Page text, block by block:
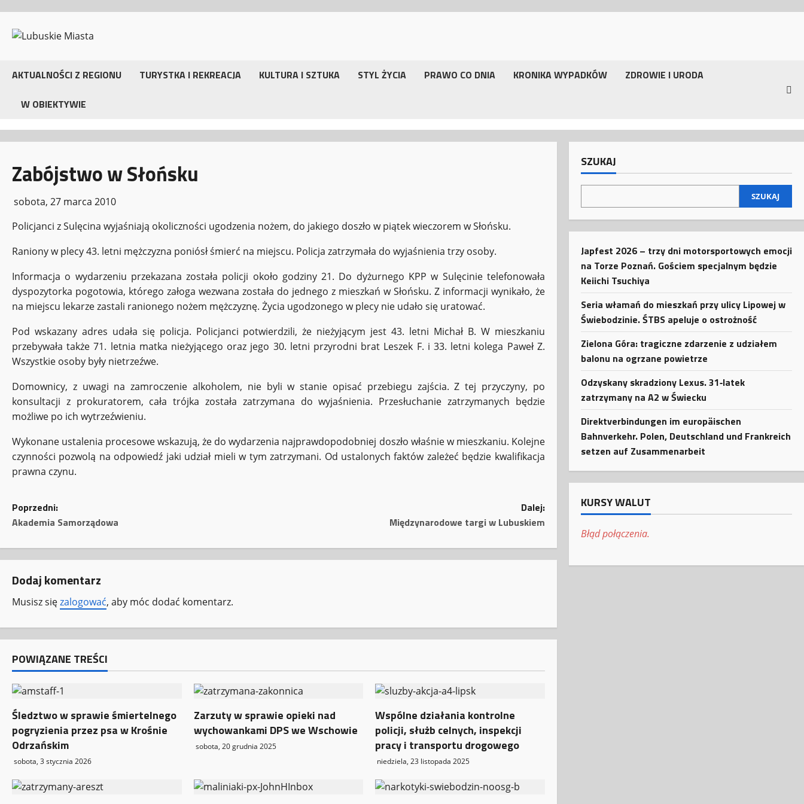
AKTUALNOŚCI Z REGIONU TURYSTKA I REKREACJA KULTURA I SZTUKA STYL ŻYCIA PRAWO CO DNIA KRONIKA WYPADKÓW ZDROWIE I URODA
W OBIEKTYWIE
Zabójstwo w Słońsku
sobota, 27 marca 2010
Policjanci z Sulęcina wyjaśniają okoliczności ugodzenia nożem, do jakiego doszło w piątek wieczorem w Słońsku.
Raniony w plecy 43. letni mężczyzna poniósł śmierć na miejscu. Policja zatrzymała do wyjaśnienia trzy osoby.
Informacja o wydarzeniu przekazana została policji około godziny 21. Do dyżurnego KPP w Sulęcinie telefonowała
dyspozytorka pogotowia, którego załoga wezwana została do jednego z mieszkań w Słońsku. Z informacji wynikało, że
na miejscu lekarze zastali ranionego nożem mężczyznę. Życia ugodzonego w plecy nie udało się uratować.
Pod wskazany adres udała się policja. Policjanci potwierdzili, że nieżyjącym jest 43. letni Michał B. W mieszkaniu
przebywała także 71. letnia matka nieżyjącego oraz jego 30. letni przyrodni brat Leszek F. i 33. letni kolega Paweł Z.
Wszystkie osoby były nietrzeźwe.
Domownicy, z uwagi na zamroczenie alkoholem, nie byli w stanie opisać przebiegu zajścia. Z tej przyczyny, po
konsultacji z prokuratorem, cała trójka została zatrzymana do wyjaśnienia. Przesłuchanie zatrzymanych będzie
możliwe po ich wytrzeźwieniu.
Wykonane ustalenia procesowe wskazują, że do wydarzenia najprawdopodobniej doszło właśnie w mieszkaniu. Kolejne
czynności pozwolą na odpowiedź jaki udział mieli w tym zatrzymani. Od ustalonych faktów zależeć będzie kwalifikacja
prawna czynu.
Z
b
a
c
z
w
p
i
s
y
Poprzedni:
Akademia Samorządowa
Dalej:
Międzynarodowe targi w Lubuskiem
Dodaj komentarz
Musisz sięzalogować, aby móc dodać komentarz.
POWIĄZANE TREŚCI
Śledztwo w sprawie śmiertelnego
pogryzienia przez psa w Krośnie
Odrzańskim
sobota, 3 stycznia 2026
Zarzuty w sprawie opieki nad
wychowankami DPS we Wschowie
sobota, 20 grudnia 2025
Wspólne działania kontrolne
policji, służb celnych, inspekcji
pracy i transportu drogowego
niedziela, 23 listopada 2025
SZUKAJ
SZUKAJ
Japfest 2026 – trzy dni motorsportowych emocji
na Torze Poznań. Gościem specjalnym będzie
Keiichi Tsuchiya
Seria włamań do mieszkań przy ulicy Lipowej w
Świebodzinie. ŚTBS apeluje o ostrożność
Zielona Góra: tragiczne zdarzenie z udziałem
balonu na ogrzane powietrze
Odzyskany skradziony Lexus. 31‑latek
zatrzymany na A2 w Świecku
Direktverbindungen im europäischen
Bahnverkehr. Polen, Deutschland und Frankreich
setzen auf Zusammenarbeit
KURSY WALUT
Błąd połączenia.